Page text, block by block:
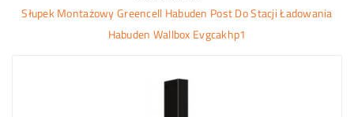
Słupek Montażowy Greencell Habuden Post Do Stacji Ładowania
Habuden Wallbox Evgcakhp1